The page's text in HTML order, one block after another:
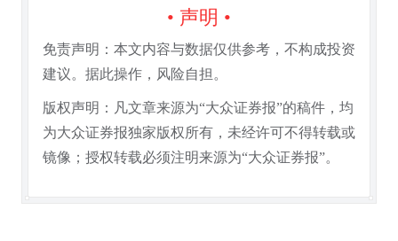
• 声明 •
免责声明：本文内容与数据仅供参考，不构成投资
建议。据此操作，风险自担。
版权声明：凡文章来源为“大众证券报”的稿件，均
为大众证券报独家版权所有，未经许可不得转载或
镜像；授权转载必须注明来源为“大众证券报”。